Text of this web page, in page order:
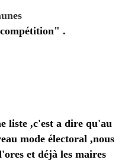
.
liste ,c'est a dire qu'au
mode électoral ,nous
et déjà les maires